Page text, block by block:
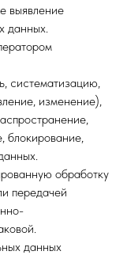
выявление
данных.
систематизацию,
изменение),
блокирование,
обработку
передачей
данных